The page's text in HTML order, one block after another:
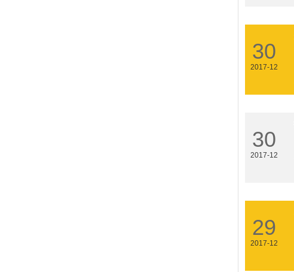
30
2017-12
30
2017-12
29
2017-12